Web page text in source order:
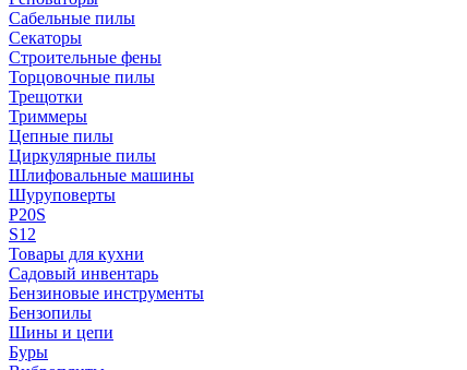
Сабельные пилы
Секаторы
Строительные фены
Торцовочные пилы
Трещотки
Триммеры
Цепные пилы
Циркулярные пилы
Шлифовальные машины
Шуруповерты
P20S
S12
Товары для кухни
Садовый инвентарь
Бензиновые инструменты
Бензопилы
Шины и цепи
Буры